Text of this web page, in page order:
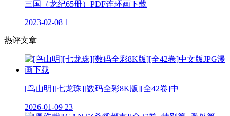
三国（龙纪65册）PDF连环画下载
2023-02-08 1
热评文章
[鸟山明][七龙珠][数码全彩8K版][全42卷]中
2026-01-09 23